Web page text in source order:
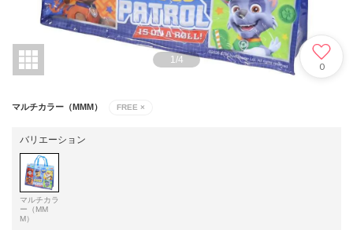
1 /4
0
マルチカラー（MMM） FREE ×
バリエーション
マルチカラ
ー（MM
M）